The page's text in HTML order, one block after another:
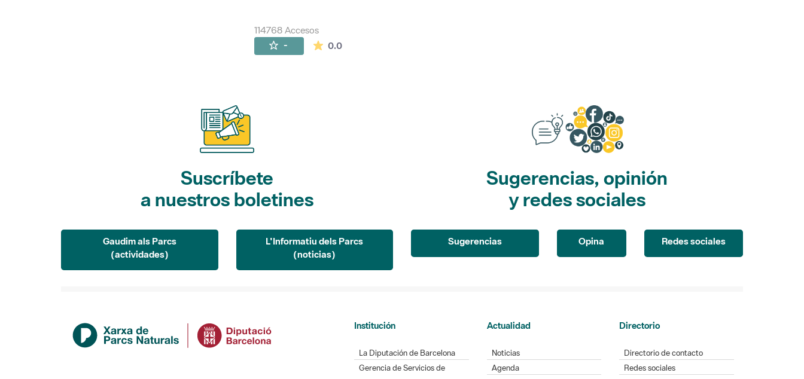
114768 Accesos
- 0.0La valoración media es de 0 estrellas de 5.
Suscríbete
a nuestros boletines
Gaudim als Parcs
(actividades)
L'Informatiu dels Parcs
(noticias)
Sugerencias, opinión
y redes sociales
Sugerencias Opina Redes sociales
Institución
La Diputación de Barcelona
Gerencia de Servicios de
Actualidad
Noticias
Agenda
Directorio
Directorio de contacto
Redes sociales